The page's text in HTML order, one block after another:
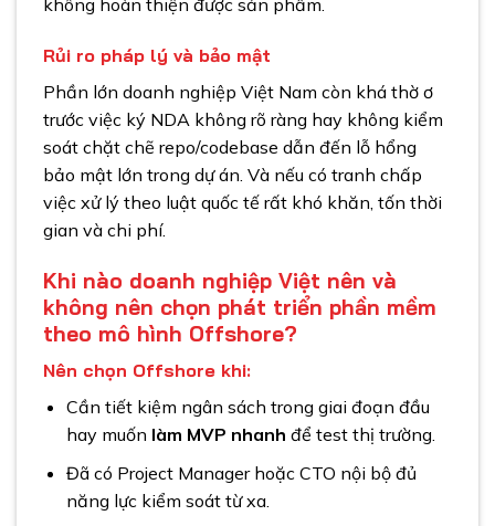
Rủi ro pháp lý và bảo mật
Phần lớn doanh nghiệp Việt Nam còn khá thờ ơ
trước việc ký NDA không rõ ràng hay không kiểm
soát chặt chẽ repo/codebase dẫn đến lỗ hổng
bảo mật lớn trong dự án. Và nếu có tranh chấp
việc xử lý theo luật quốc tế rất khó khăn, tốn thời
gian và chi phí.
Khi nào doanh nghiệp Việt nên và
không nên chọn phát triển phần mềm
theo mô hình Offshore?
Nên chọn Offshore khi:
Cần tiết kiệm ngân sách trong giai đoạn đầu
hay muốn làm MVP nhanh để test thị trường.
Đã có Project Manager hoặc CTO nội bộ đủ
năng lực kiểm soát từ xa.